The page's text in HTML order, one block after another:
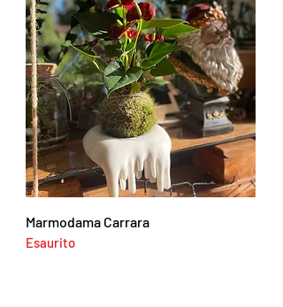
Marmodama Carrara
Esaurito